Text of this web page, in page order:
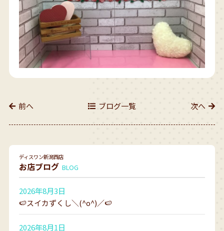
ディスワン新潟西店
お店ブログ BLOG
2026年8月3日
🍉スイカずくし＼(^o^)／🍉
2026年8月1日
前へ ブログ一覧 次へ